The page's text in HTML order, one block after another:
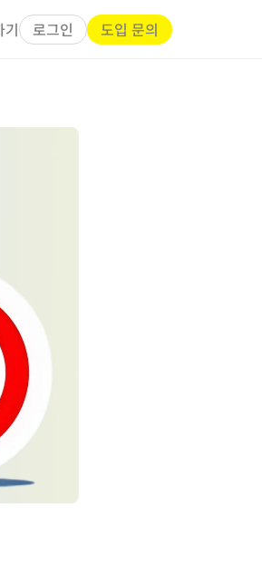
기 로그인 도입 문의